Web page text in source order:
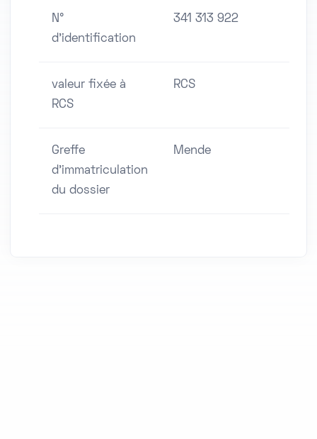
N°
d'identification
341 313 922
valeur fixée à
RCS
RCS
Greffe
d'immatriculation
du dossier
Mende